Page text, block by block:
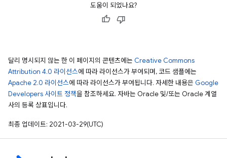
도움이 되었나요?
달리 명시되지 않는 한 이 페이지의 콘텐츠에는 Creative Commons
Attribution 4.0 라이선스에 따라 라이선스가 부여되며, 코드 샘플에는
Apache 2.0 라이선스에 따라 라이선스가 부여됩니다. 자세한 내용은 Google
Developers 사이트 정책을 참조하세요. 자바는 Oracle 및/또는 Oracle 계열
사의 등록 상표입니다.
최종 업데이트: 2021-03-29(UTC)